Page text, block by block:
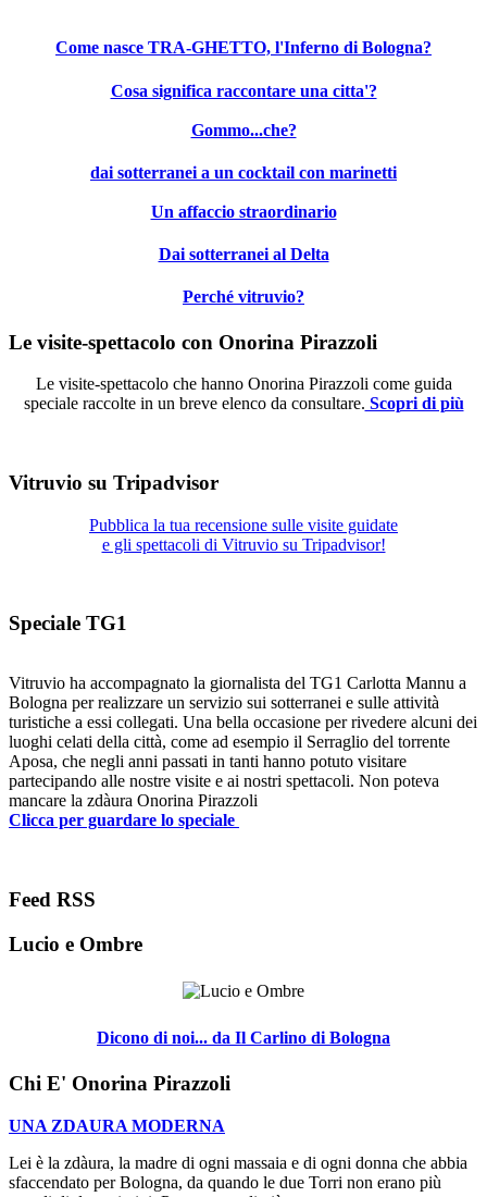
Come nasce TRA-GHETTO, l'Inferno di Bologna?
Cosa significa raccontare una citta'?
Gommo...che?
dai sotterranei a un cocktail con marinetti
Un affaccio straordinario
Dai sotterranei al Delta
Perché vitruvio?
Le visite-spettacolo con Onorina Pirazzoli
Le visite-spettacolo che hanno Onorina Pirazzoli come guida
speciale raccolte in un breve elenco da consultare. Scopri di più
Vitruvio su Tripadvisor
Pubblica la tua recensione sulle visite guidate
e gli spettacoli di Vitruvio su Tripadvisor!
Speciale TG1
Vitruvio ha accompagnato la giornalista del TG1 Carlotta Mannu a
Bologna per realizzare un servizio sui sotterranei e sulle attività
turistiche a essi collegati. Una bella occasione per rivedere alcuni dei
luoghi celati della città, come ad esempio il Serraglio del torrente
Aposa, che negli anni passati in tanti hanno potuto visitare
partecipando alle nostre visite e ai nostri spettacoli. Non poteva
mancare la zdàura Onorina Pirazzoli
Clicca per guardare lo speciale
Feed RSS
Lucio e Ombre
Dicono di noi... da Il Carlino di Bologna
Chi E' Onorina Pirazzoli
UNA ZDAURA MODERNA
Lei è la zdàura, la madre di ogni massaia e di ogni donna che abbia
sfaccendato per Bologna, da quando le due Torri non erano più